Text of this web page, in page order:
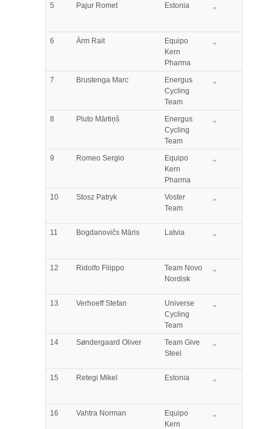
5 Pajur Romet Estonia ,,
6 Ärm Rait
Equipo
Kern
Pharma
,,
7 Brustenga Marc
Energus
Cycling
Team
,,
8 Pluto Mārtiņš
Energus
Cycling
Team
,,
9 Romeo Sergio
Equipo
Kern
Pharma
,,
10 Stosz Patryk
Voster
Team
,,
11 Bogdanovičs Māris Latvia ,,
12 Ridolfo Filippo
Team Novo
Nordisk
,,
13 VerhoeffStefan
Universe
Cycling
Team
,,
14 Søndergaard Oliver
Team Give
Steel
,,
15 Retegi Mikel Estonia ,,
16 Vahtra Norman
Equipo
Kern
,,